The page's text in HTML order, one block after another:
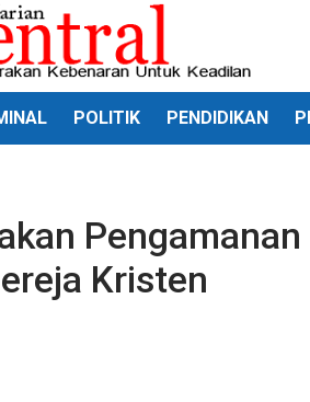
POLITIK PENDIDIKAN
Pengamanan
Kristen